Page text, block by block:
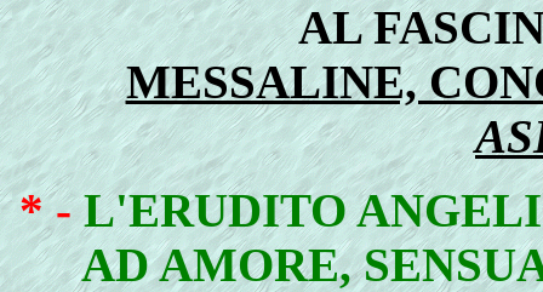
AL
MESSALINE,
* -L'ERUDITO
AD AMORE,